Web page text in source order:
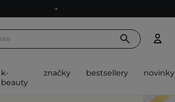
k-
beauty
značky bestsellery novinky